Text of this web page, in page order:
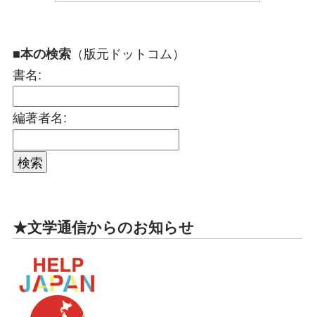
■本の検索 （版元ドットコム）
書名:
編著者名:
★文学通信からのお知らせ